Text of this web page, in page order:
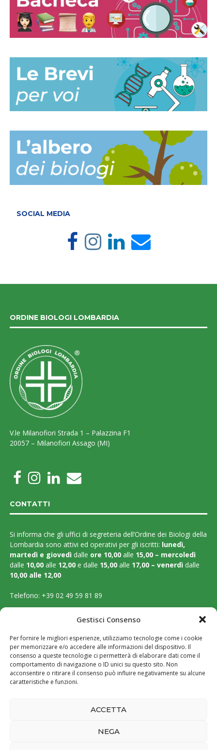
Gestisci Consenso
Per fornire le migliori esperienze, utilizziamo tecnologie come i cookie
per memorizzare e/o accedere alle informazioni del dispositivo. Il
consenso a queste tecnologie ci permetterà di elaborare dati come il
comportamento di navigazione o ID unici su questo sito. Non
acconsentire o ritirare il consenso può influire negativamente su alcune
caratteristiche e funzioni.
ACCETTA
NEGA
SOCIAL MEDIA
ORDINE BIOLOGI LOMBARDIA
V.le Milanofiori Strada 1 – Palazzina F1
20057 – Milanofiori Assago (MI)
CONTATTI
Si informa che gli uffici di segreteria dell’Ordine dei Biologi della
Lombardia sono attivi ed operativi per gli iscritti: lunedì,
martedì e giovedì dalle ore 10,00 alle 15,00 – mercoledì
dalle 10,00 alle 12,00 e dalle 15,00 alle 17,00 – venerdì dalle
10,00 alle 12,00
Telefono: +39 02 49 59 81 89
segreteria@ordinebiologilombardia.it
LEGAL PAGES
Amministrazione trasparente